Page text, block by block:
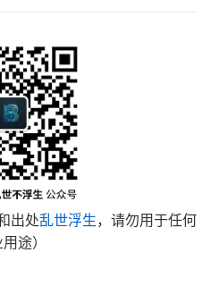
出处乱世浮生，请勿用于任何
途）